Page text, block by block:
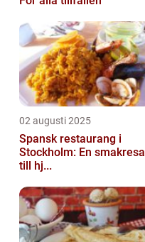
02 augusti 2025
Spansk restaurang i
Stockholm: En smakresa
till hj...